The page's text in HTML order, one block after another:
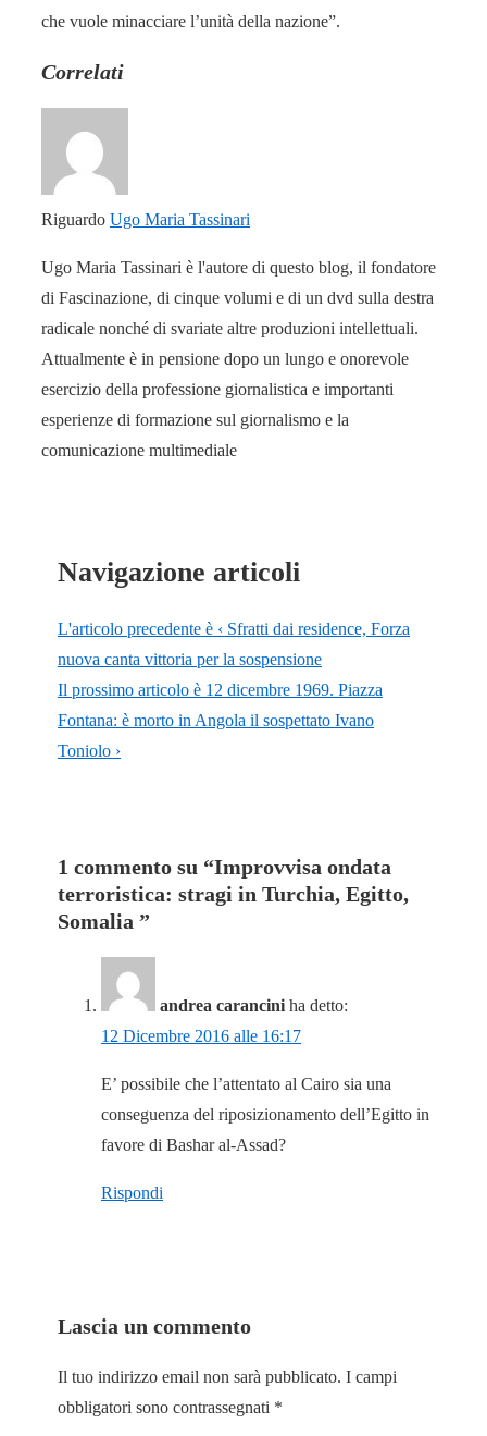
che vuole minacciare l’unità della nazione”.
Correlati
Riguardo Ugo Maria Tassinari
Ugo Maria Tassinari è l'autore di questo blog, il fondatore
di Fascinazione, di cinque volumi e di un dvd sulla destra
radicale nonché di svariate altre produzioni intellettuali.
Attualmente è in pensione dopo un lungo e onorevole
esercizio della professione giornalistica e importanti
esperienze di formazione sul giornalismo e la
comunicazione multimediale
Navigazione articoli
L'articolo precedente è ‹ Sfratti dai residence, Forza
nuova canta vittoria per la sospensione
Il prossimo articolo è 12 dicembre 1969. Piazza
Fontana: è morto in Angola il sospettato Ivano
Toniolo ›
1 commento su “Improvvisa ondata
terroristica: stragi in Turchia, Egitto,
Somalia ”
andrea carancini ha detto:
12 Dicembre 2016 alle 16:17
E’ possibile che l’attentato al Cairo sia una
conseguenza del riposizionamento dell’Egitto in
favore di Bashar al-Assad?
Rispondi
Lascia un commento
Il tuo indirizzo email non sarà pubblicato. I campi
obbligatori sono contrassegnati *